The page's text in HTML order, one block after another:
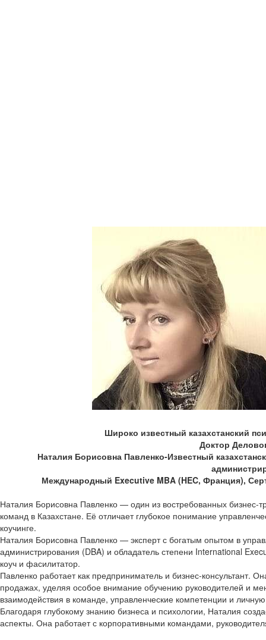
Широко известный казахстанский
Доктор
Наталия Борисовна Павленко-Известный
Международный Executive MBA (HEC, Франция),
Наталия Борисовна Павленко — один из востребованных бизнес-
команд в Казахстане. Её отличает глубокое понимание
коучинге.
Наталия Борисовна Павленко — эксперт с богатым опытом в
администрирования (DBA) и обладатель степени International
коуч и фасилитатор.
Павленко работает как предприниматель и бизнес-
продажах, уделяя особое внимание обучению руководителей и
взаимодействия в команде, управленческие компетенции и личную
Благодаря глубокому знанию бизнеса и психологии, Наталия
аспекты. Она работает с корпоративными командами,